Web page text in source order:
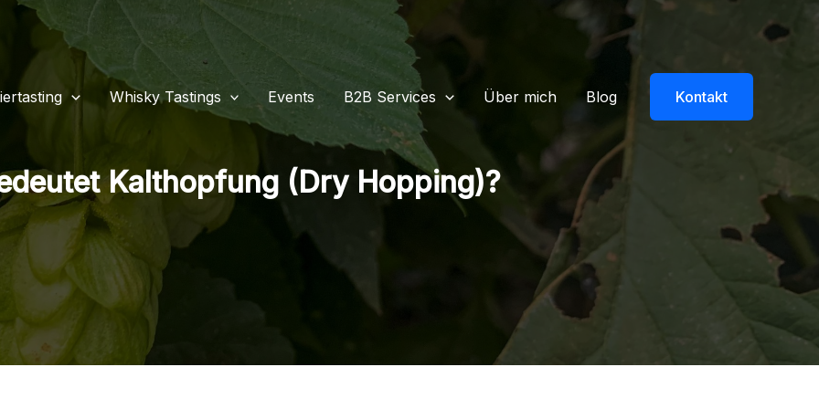
Whisky Tastings Events B2B Services Über mich Blog Kontakt
Kalthopfung (Dry Hopping)?